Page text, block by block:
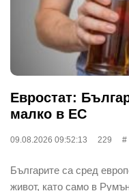
Евростат:
малко в ЕС
09.08.2026 09:52:13 229
Българите са сред
живот, като само в